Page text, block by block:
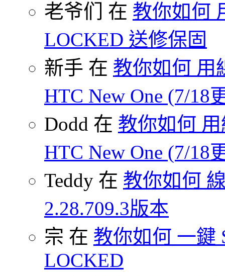
老爷们 在 教你如何
LOCKED 送修保固
新手 在 教你如何 用
HTC New One (7/18
Dodd 在 教你如何
HTC New One (7/18
Teddy 在 教你如何
2.28.709.3版本
宗 在 教你如何 一鍵
LOCKED